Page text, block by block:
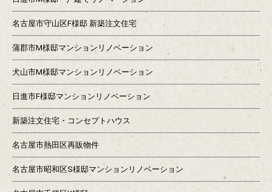
名古屋市守山区F様邸 新築注文住宅
蒲郡市M様邸マンションリノベーション
犬山市M様邸マンションリノベーション
日進市F様邸マンションリノベーション
新築注文住宅・コンセプトハウス
名古屋市熱田区再販物件
名古屋市昭和区S様邸マンションリノベーション